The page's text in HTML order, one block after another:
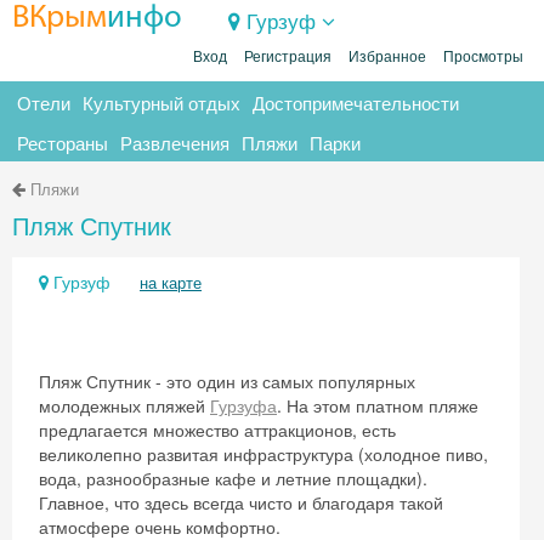
ВКрыминфо Гурзуф
Вход Регистрация Избранное Просмотры
Отели Культурный отдых Достопримечательности
Рестораны Развлечения Пляжи Парки
Пляжи
Пляж Спутник
Гурзуф на карте
Пляж Спутник - это один из самых популярных
молодежных пляжей Гурзуфа. На этом платном пляже
предлагается множество аттракционов, есть
великолепно развитая инфраструктура (холодное пиво,
вода, разнообразные кафе и летние площадки).
Главное, что здесь всегда чисто и благодаря такой
атмосфере очень комфортно.